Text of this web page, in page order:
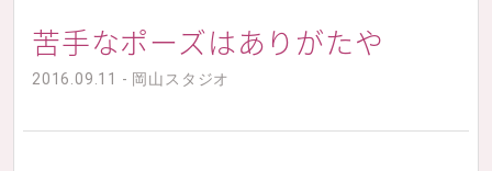
苦手なポーズはありがたや
2016.09.11 - 岡山スタジオ